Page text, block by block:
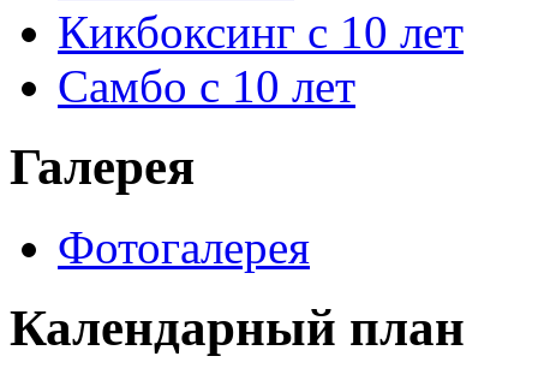
Кикбоксинг с 10 лет
Самбо с 10 лет
Галерея
Фотогалерея
Календарный план